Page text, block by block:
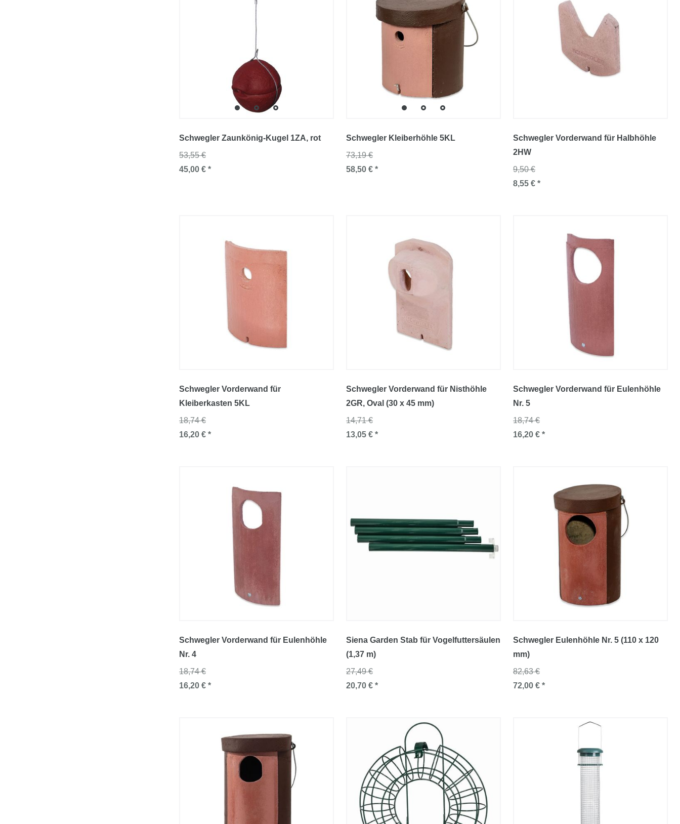
Schwegler Zaunkönig-Kugel 1ZA, rot
53,55 €
45,00 € *
Schwegler Kleiberhöhle 5KL
73,19 €
58,50 € *
Schwegler Vorderwand für Halbhöhle
2HW
9,50 €
8,55 € *
Schwegler Vorderwand für
Kleiberkasten 5KL
18,74 €
16,20 € *
Schwegler Vorderwand für Nisthöhle
2GR, Oval (30 x 45 mm)
14,71 €
13,05 € *
Schwegler Vorderwand für Eulenhöhle
Nr. 5
18,74 €
16,20 € *
Schwegler Vorderwand für Eulenhöhle
Nr. 4
18,74 €
16,20 € *
Siena Garden Stab für Vogelfuttersäulen
(1,37 m)
27,49 €
20,70 € *
Schwegler Eulenhöhle Nr. 5 (110 x 120
mm)
82,63 €
72,00 € *